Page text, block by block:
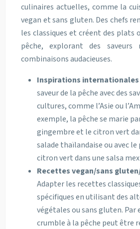
culinaires actuelles, comme la
vegan et sans gluten. Des chefs
les classiques et créent des plats
pêche, explorant des saveurs
combinaisons audacieuses.
Inspirations internationales
saveur de la pêche avec des
cultures, comme l’Asie ou
exemple, la pêche se marie
gingembre et le citron vert
salade thaïlandaise ou avec
citron vert dans une salsa
Recettes vegan/sans
Adapter les recettes
spécifiques en utilisant des
végétales ou sans gluten. Par
crumble à la pêche peut être